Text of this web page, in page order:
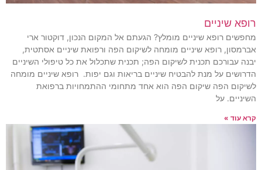
רופא שיניים
מחפשים רופא שיניים מומלץ? הגעתם אל המקום הנכון, דוקטור ארי
אברמסון, רופא שיניים מומחה לשיקום הפה ורפואת שיניים אסתטית,
יבנה עבורכם תכנית לשיקום הפה; תכנית שתכלול את כל טיפולי השיניים
הדרושים על מנת להבטיח שיניים בריאות וגם יפות. רופא שיניים מומחה
לשיקום הפה שיקום הפה הוא אחד מתחומי ההתמחויות ברפואת
השיניים. על
קרא עוד »